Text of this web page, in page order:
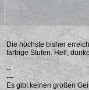
Die höchste bisher
farbige Stufen. Hell,
--
---
Es gibt keinen großen